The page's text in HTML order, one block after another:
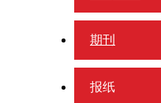
期刊
报纸